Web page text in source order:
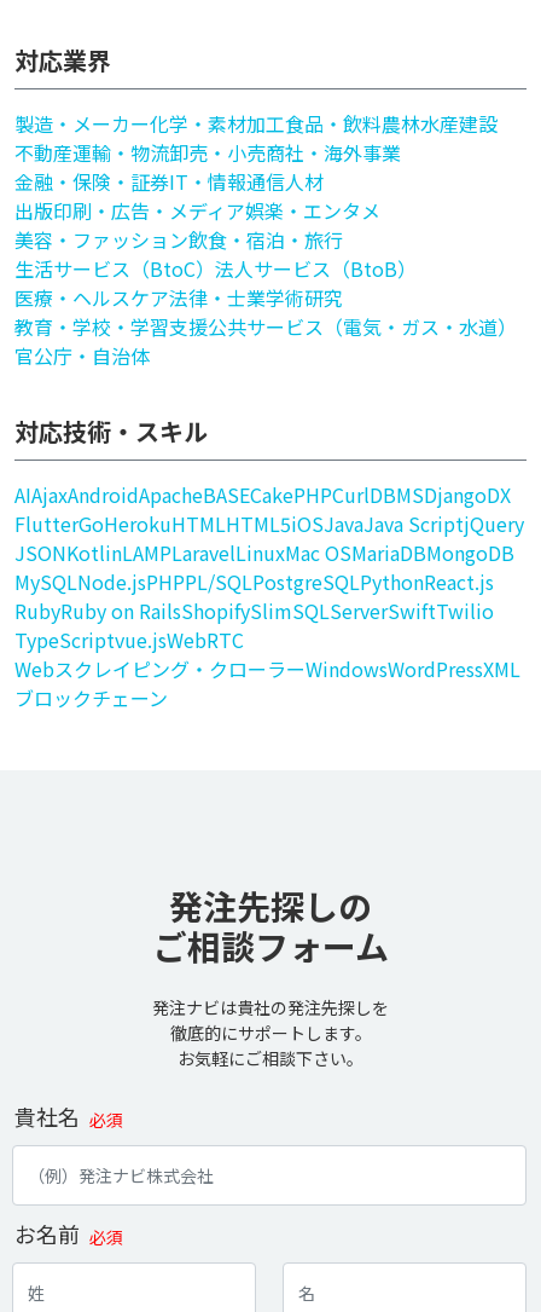
対応業界
製造・メーカー化学・素材加工食品・飲料農林水産建設
不動産運輸・物流卸売・小売商社・海外事業
金融・保険・証券IT・情報通信人材
出版印刷・広告・メディア娯楽・エンタメ
美容・ファッション飲食・宿泊・旅行
生活サービス（BtoC） 法人サービス（BtoB）
医療・ヘルスケア法律・士業学術研究
教育・学校・学習支援公共サービス（電気・ガス・水道）
官公庁・自治体
対応技術・スキル
AIAjaxAndroidApacheBASECakePHPCurlDBMSDjangoDX
FlutterGoHerokuHTMLHTML5iOSJavaJava ScriptjQuery
JSONKotlinLAMPLaravelLinuxMac OSMariaDBMongoDB
MySQLNode.jsPHPPL/SQLPostgreSQLPythonReact.js
RubyRuby on RailsShopifySlimSQLServerSwiftTwilio
TypeScriptvue.jsWebRTC
Webスクレイピング・クローラーWindowsWordPressXML
ブロックチェーン
発注先探しの
ご相談フォーム
発注ナビは貴社の発注先探しを
徹底的にサポートします。
お気軽にご相談下さい。
貴社名 必須
お名前 必須